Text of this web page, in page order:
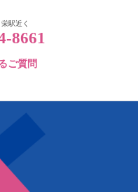
駅近く
8661
ご質問